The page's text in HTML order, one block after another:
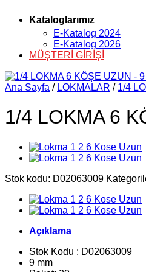
Kataloglarımız
E-Katalog 2024
E-Katalog 2026
MÜŞTERİ GİRİŞİ
Ana Sayfa / LOKMALAR / 1/4
1/4 LOKMA 6
Stok kodu: D02063009
Açıklama
Stok Kodu : D02063009
9 mm